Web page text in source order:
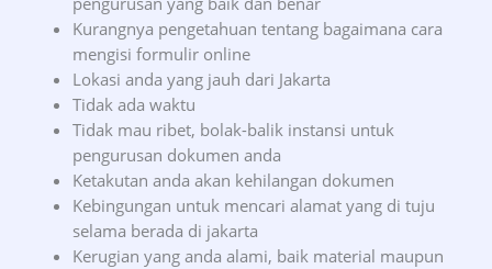
Kurangnya pengetahuan tentang bagaimana cara
mengisi formulir online
Lokasi anda yang jauh dari Jakarta
Tidak ada waktu
Tidak mau ribet, bolak-balik instansi untuk
pengurusan dokumen anda
Ketakutan anda akan kehilangan dokumen
Kebingungan untuk mencari alamat yang di tuju
selama berada di jakarta
Kerugian yang anda alami, baik material maupun